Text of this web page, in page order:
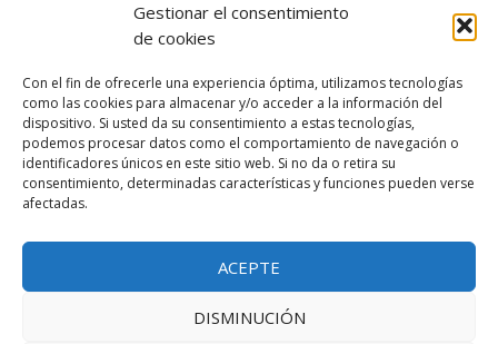
Gestionar el consentimiento
de cookies
Con el fin de ofrecerle una experiencia óptima, utilizamos tecnologías
como las cookies para almacenar y/o acceder a la información del
dispositivo. Si usted da su consentimiento a estas tecnologías,
podemos procesar datos como el comportamiento de navegación o
identificadores únicos en este sitio web. Si no da o retira su
consentimiento, determinadas características y funciones pueden verse
afectadas.
ACEPTE
DISMINUCIÓN
ENTRADAS RECIENTES
¡Hola, mundo!
COMENTARIOS RECIENTES